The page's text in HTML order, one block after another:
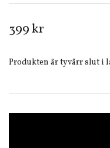
399 kr
Produkten är tyvärr slut i